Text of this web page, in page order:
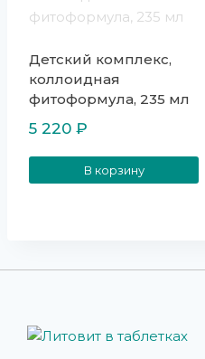
Детский комплекс,
коллоидная
фитоформула, 235 мл
5 220 ₽
В корзину